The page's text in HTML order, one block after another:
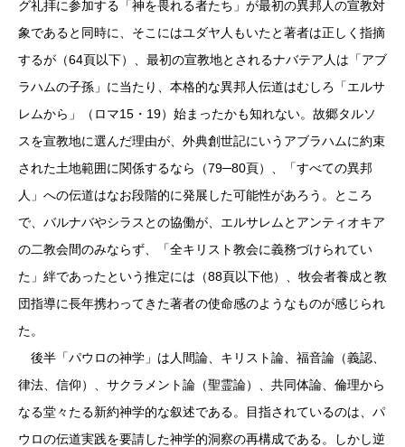
グ礼拝に参加する「神を畏れる者たち」が最初の異邦人の宣教対
象であると同時に、そこにはユダヤ人もいたと著者は正しく指摘
するが（64頁以下）、最初の宣教地とされるナバテア人は「アブ
ラハムの子孫」に当たり、本格的な異邦人伝道はむしろ「エルサ
レムから」（ロマ15・19）始まったかも知れない。故郷タルソ
スを宣教地に選んだ理由が、外典創世記にいうアブラハムに約束
された土地範囲に関係するなら（79─80頁）、「すべての異邦
人」への伝道はなお段階的に発展した可能性があろう。ところ
で、バルナバやシラスとの協働が、エルサレムとアンティオキア
の二教会間のみならず、「全キリスト教会に義務づけられてい
た」絆であったという推定には（88頁以下他）、牧会者養成と教
団指導に長年携わってきた著者の使命感のようなものが感じられ
た。
後半「パウロの神学」は人間論、キリスト論、福音論（義認、
律法、信仰）、サクラメント論（聖霊論）、共同体論、倫理から
なる堂々たる新約神学的な叙述である。目指されているのは、パ
ウロの伝道実践を要請した神学的洞察の再構成である。しかし逆